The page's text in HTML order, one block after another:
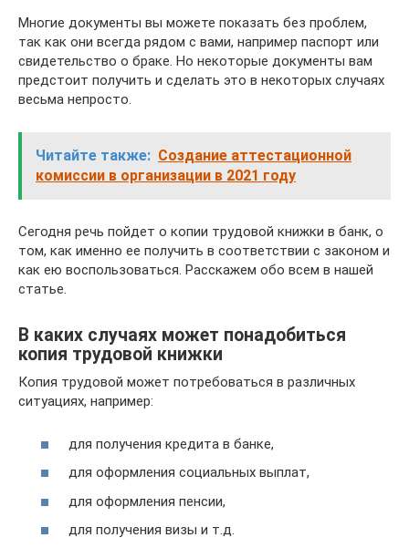
Многие документы вы можете показать без проблем,
так как они всегда рядом с вами, например паспорт или
свидетельство о браке. Но некоторые документы вам
предстоит получить и сделать это в некоторых случаях
весьма непросто.
Читайте также: Создание аттестационной
комиссии в организации в 2021 году
Сегодня речь пойдет о копии трудовой книжки в банк, о
том, как именно ее получить в соответствии с законом и
как ею воспользоваться. Расскажем обо всем в нашей
статье.
В каких случаях может понадобиться
копия трудовой книжки
Копия трудовой может потребоваться в различных
ситуациях, например:
для получения кредита в банке,
для оформления социальных выплат,
для оформления пенсии,
для получения визы и т.д.